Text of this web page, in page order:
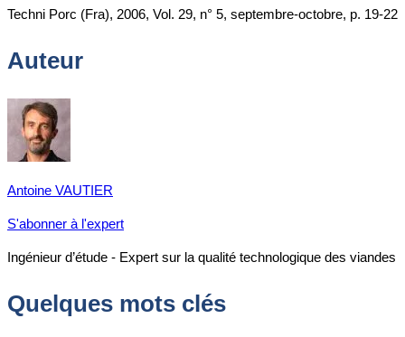
Techni Porc (Fra), 2006, Vol. 29, n° 5, septembre-octobre, p. 19-22
Auteur
Antoine VAUTIER
S'abonner à l'expert
Ingénieur d’étude - Expert sur la qualité technologique des viandes
Quelques mots clés